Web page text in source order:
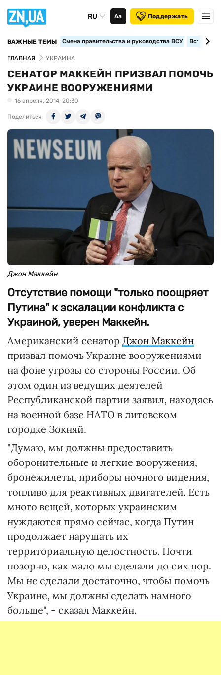
RU Аа Поддержать
ВАЖНЫЕ ТЕМЫ Смена правительства и руководства ВСУ
ГЛАВНАЯ УКРАИНА
СЕНАТОР МАККЕЙН ПРИЗВАЛ ПОМОЧЬ
УКРАИНЕ ВООРУЖЕНИЯМИ
16 апреля, 2014, 20:30
Поделиться
Джон Маккейн
Отсутствие помощи "только поощряет
Путина" к эскалации конфликта с
Украиной, уверен Маккейн.
Американский сенатор Джон Маккейн
призвал помочь Украине вооружениями
на фоне угрозы со стороны России. Об
этом один из ведущих деятелей
Республиканской партии заявил, находясь
на военной базе НАТО в литовском
городке Зокняй.
"Думаю, мы должны предоставить
оборонительные и легкие вооружения,
бронежилеты, приборы ночного видения,
топливо для реактивных двигателей. Есть
много вещей, которых украинским
нуждаются прямо сейчас, когда Путин
продолжает нарушать их
территориальную целостность. Почти
позорно, как мало мы сделали до сих пор.
Мы не сделали достаточно, чтобы помочь
Украине, мы должны сделать намного
больше", - сказал Маккейн.